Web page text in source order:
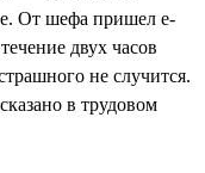
От шефа пришел e-
двух часов
не случится.
в трудовом